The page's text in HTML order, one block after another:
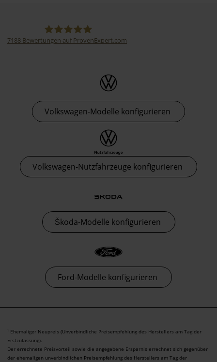
7188 Bewertungen auf ProvenExpert.com
Volkswagen-Modelle konfigurieren
Volkswagen-Nutzfahrzeuge konfigurieren
Škoda-Modelle konfigurieren
Ford-Modelle konfigurieren
1 Ehemaliger Neupreis (Unverbindliche Preisempfehlung des Herstellers am Tag der
Erstzulassung).
Der errechnete Preisvorteil sowie die angegebene Ersparnis errechnet sich gegenüber
der ehemaligen unverbindlichen Preisempfehlung des Herstellers am Tag der